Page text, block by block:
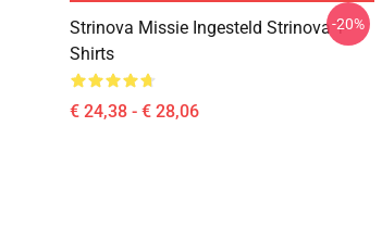
Strinova Missie Ingesteld Strinova T-
Shirts
€ 24,38 - € 28,06
-20%